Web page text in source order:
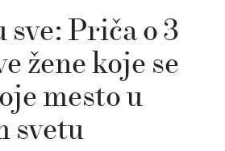
sve: Priča o 3
žene koje se
mesto u
svetu